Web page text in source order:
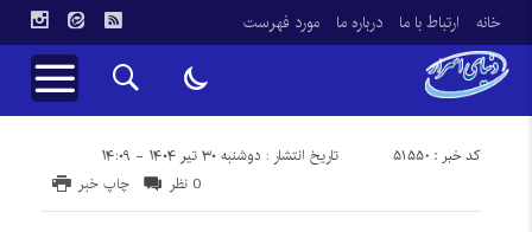
خانه ارتباط با ما درباره ما مورد فهرست
تاریخ انتشار : دوشنبه ۳۰ تیر ۱۴۰۴ - ۱۴:۰۹ کد خبر : 51550
چاپ خبر 0 نظر